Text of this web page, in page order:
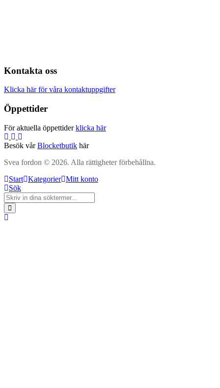
Kontakta oss
Klicka här för våra kontaktuppgifter
Öppettider
För aktuella öppettiderklicka här
Besök vårBlocketbutik här
Svea fordon © 2026. Alla rättigheter förbehållna.
Start Kategorier Mitt konto
Sök